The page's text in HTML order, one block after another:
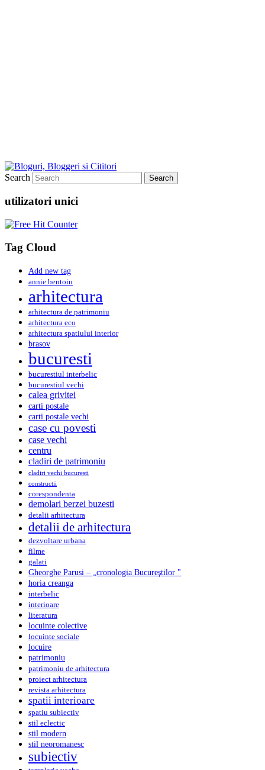
Search
utilizatori unici
Tag Cloud
Add new tag
annie bentoiu
arhitectura
arhitectura de patrimoniu
arhitectura eco
arhitectura spatiului interior
brasov
bucuresti
bucurestiul interbelic
bucurestiul vechi
calea grivitei
carti postale
carti postale vechi
case cu povesti
case vechi
centru
cladiri de patrimoniu
cladiri vechi bucuresti
constructii
corespondenta
demolari berzei buzesti
detalii arhitectura
detalii de arhitectura
dezvoltare urbana
filme
galati
Gheorghe Parusi – „cronologia Bucureştilor "
horia creanga
interbelic
interioare
literatura
locuinte colective
locuinte sociale
locuire
patrimoniu
patrimoniu de arhitectura
proiect arhitectura
revista arhitectura
spatii interioare
spatiu subiectiv
stil eclectic
stil modern
stil neoromanesc
subiectiv